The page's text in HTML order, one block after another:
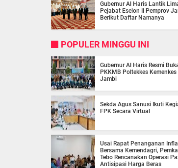
Gubernur Al Haris Lantik
Pejabat Eselon II Pemprov
Berikut Daftar Namanya
POPULER MINGGU INI
Gubernur Al Haris Resmi
PKKMB Poltekkes Kemenkes
Jambi
Sekda Agus Sanusi Ikuti
FPK Secara Virtual
Usai Rapat Penanganan
Bersama Kemendagri,
Tebo Rencanakan Operasi
Antisipasi Harga Beras